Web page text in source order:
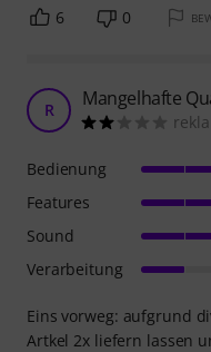
6 0
R Mangelhafte
Eins vorweg: aufgrund
Artkel 2x liefern lassen
Bedienung
Features
Sound
Verarbeitung